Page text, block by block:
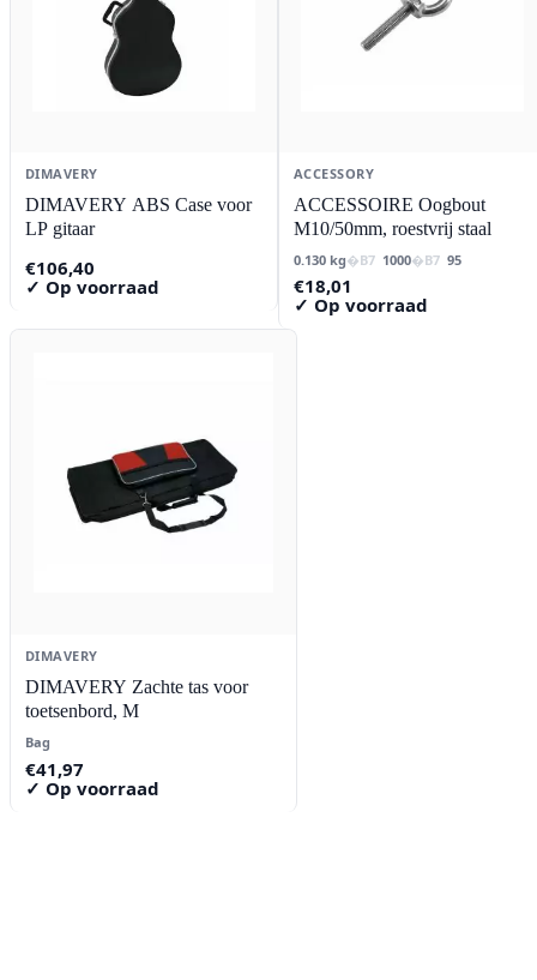
DIMAVERY
DIMAVERY ABS Case voor
LP gitaar
€106,40
✓ Op voorraad
ACCESSORY
ACCESSOIRE Oogbout
M10/50mm, roestvrij staal
0.130 kg 1000 95
€18,01
✓ Op voorraad
DIMAVERY
DIMAVERY Zachte tas voor
toetsenbord, M
Bag
€41,97
✓ Op voorraad